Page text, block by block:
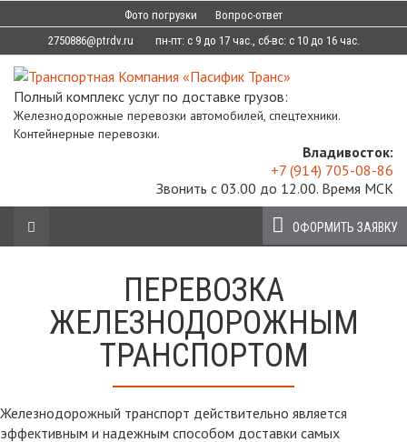
Фото погрузки
Вопрос-ответ
2750886@ptrdv.ru
пн-пт: с 9 до 17 час., сб-вс: с 10 до 16 час.
Полный комплекс услуг по доставке грузов:
Железнодорожные перевозки автомобилей, спецтехники.
Контейнерные перевозки.
Владивосток:
+7 (914) 705-08-86
Звонить с 03.00 до 12.00. Время МСК
ОФОРМИТЬ ЗАЯВКУ
ПЕРЕВОЗКА
ЖЕЛЕЗНОДОРОЖНЫМ
ТРАНСПОРТОМ
Железнодорожный транспорт действительно является
эффективным и надежным способом доставки самых